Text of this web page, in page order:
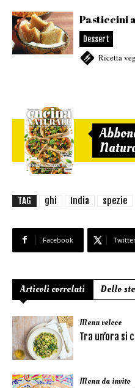
Pasticcini
Dessert
Ricetta
TAG ghi India spezie
Facebook Twitter
Articoli correlati Dello
Menu veloce
Tra un’ora si
Menu da invito